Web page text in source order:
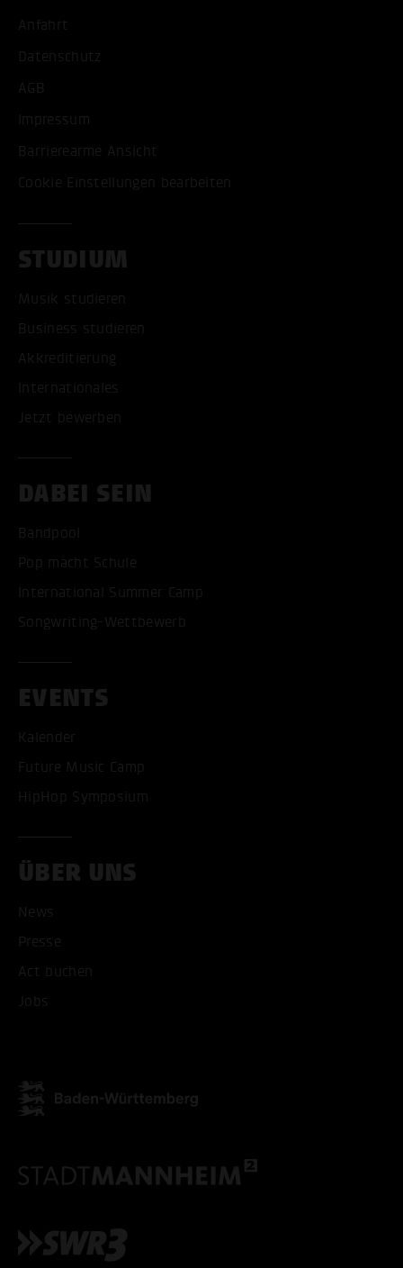
Anfahrt
Datenschutz
AGB
Impressum
Barrierearme Ansicht
Cookie Einstellungen bearbeiten
STUDIUM
Musik studieren
Business studieren
Akkreditierung
Internationales
Jetzt bewerben
DABEI SEIN
Bandpool
Pop macht Schule
International Summer Camp
Songwriting-Wettbewerb
EVENTS
Kalender
Future Music Camp
HipHop Symposium
ÜBER UNS
News
Presse
Act buchen
Jobs